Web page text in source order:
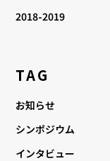
2018-2019
TAG
お知らせ
シンポジウム
インタビュー